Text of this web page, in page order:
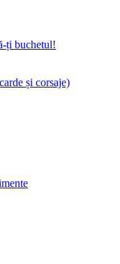
ți buchetul!
și corsaje)